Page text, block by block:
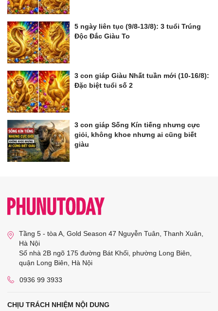
5 ngày liên tục (9/8-13/8): 3 tuổi Trúng
Độc Đắc Giàu To
3 con giáp Giàu Nhất tuần mới (10-16/8):
Đặc biệt tuổi số 2
3 con giáp Sống Kín tiếng nhưng cực
giỏi, không khoe nhưng ai cũng biết
giàu
Tầng 5 - tòa A, Gold Season 47 Nguyễn Tuân, Thanh Xuân,
Hà Nội
Số nhà 2B ngõ 175 đường Bát Khối, phường Long Biên,
quận Long Biên, Hà Nội
0936 99 3933
CHỊU TRÁCH NHIỆM NỘI DUNG